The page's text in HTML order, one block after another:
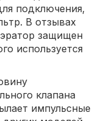
подключения,
В отзывах
защищен
используется
клапана
импульсные